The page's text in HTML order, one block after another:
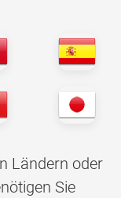
Ländern oder
Sie